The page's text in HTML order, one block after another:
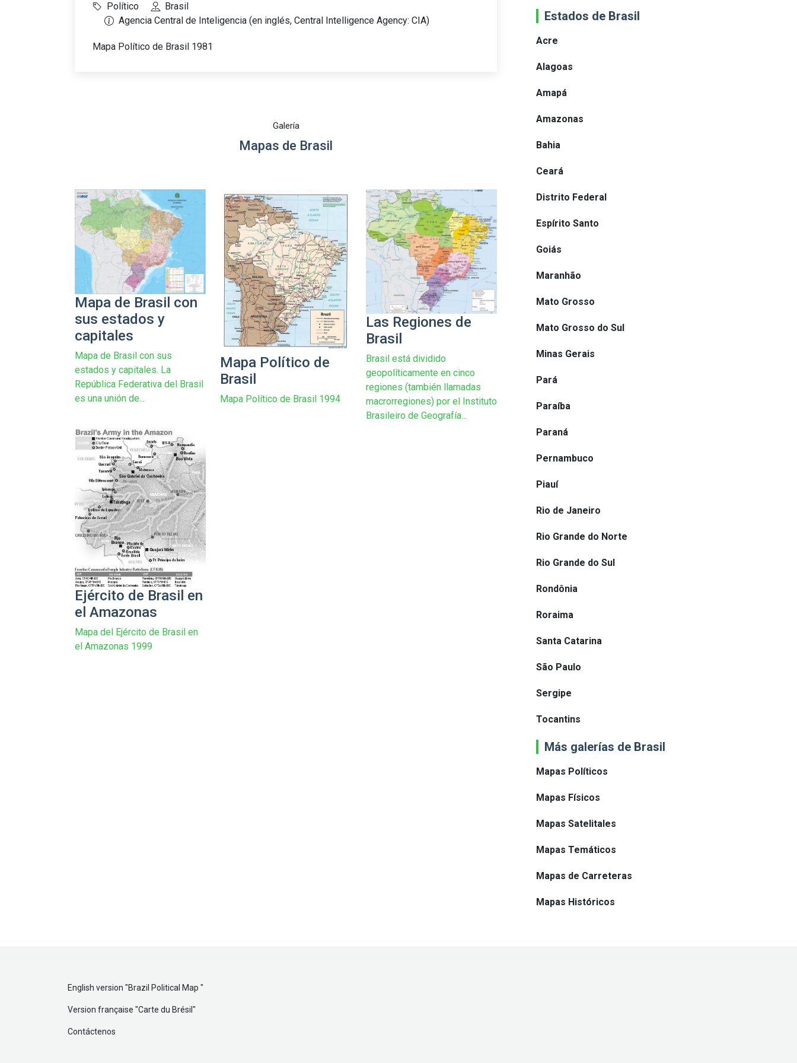
Político
Brasil
Agencia Central de Inteligencia (en inglés, Central Intelligence Agency: CIA)
Mapa Político de Brasil 1981
Galería
Mapas de Brasil
Mapa de Brasil con
sus estados y
capitales
Mapa de Brasil con sus
estados y capitales. La
República Federativa del Brasil
es una unión de...
Mapa Político de
Brasil
Mapa Político de Brasil 1994
Las Regiones de
Brasil
Brasil está dividido
geopolíticamente en cinco
regiones (también llamadas
macrorregiones) por el Instituto
Brasileiro de Geografía...
Ejército de Brasil en
el Amazonas
Mapa del Ejército de Brasil en
el Amazonas 1999
Estados de Brasil
Acre
Alagoas
Amapá
Amazonas
Bahia
Ceará
Distrito Federal
Espírito Santo
Goiás
Maranhão
Mato Grosso
Mato Grosso do Sul
Minas Gerais
Pará
Paraíba
Paraná
Pernambuco
Piauí
Rio de Janeiro
Rio Grande do Norte
Rio Grande do Sul
Rondônia
Roraima
Santa Catarina
São Paulo
Sergipe
Tocantins
Más galerías de Brasil
Mapas Políticos
Mapas Físicos
Mapas Satelitales
Mapas Temáticos
Mapas de Carreteras
Mapas Históricos
English version "Brazil Political Map "
Version française "Carte du Brésil "
Contáctenos